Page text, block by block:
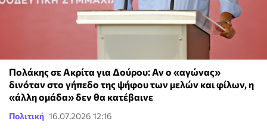
Πολάκης σε Ακρίτα για Δούρου: Αν ο «αγώνας»
δινόταν στο γήπεδο της ψήφου των μελών και φίλων, η
«άλλη ομάδα» δεν θα κατέβαινε
Πολιτική 16.07.2026 12:16